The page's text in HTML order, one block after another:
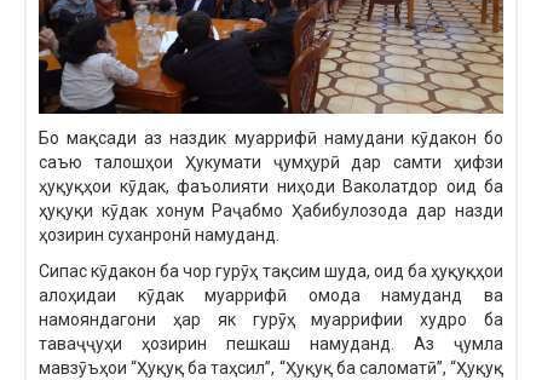
Бо мақсади аз наздик муаррифӣ намудани кӯдакон бо
саъю талошҳои Ҳукумати ҷумҳурӣ дар самти ҳифзи
ҳуқуқҳои кӯдак, фаъолияти ниҳоди Ваколатдор оид ба
ҳуқуқи кӯдак хонум Раҷабмо Ҳабибулозода дар назди
ҳозирин суханронӣ намуданд.
Сипас кӯдакон ба чор гурӯҳ тақсим шуда, оид ба ҳуқуқҳои
алоҳидаи кӯдак муаррифӣ омода намуданд ва
намояндагони ҳар як гурӯҳ муаррифии худро ба
таваҷҷуҳи ҳозирин пешкаш намуданд. Аз ҷумла
мавзӯъҳои “Ҳуқуқ ба таҳсил”, “Ҳуқуқ ба саломатӣ”, “Ҳуқуқ